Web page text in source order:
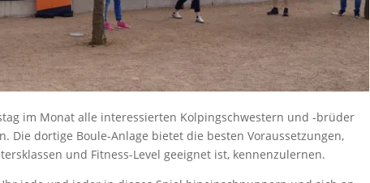
im Monat alle interessierten Kolpingschwestern und -brüder
Die dortige Boule-Anlage bietet die besten Voraussetzungen,
und Fitness-Level geeignet ist, kennenzulernen.